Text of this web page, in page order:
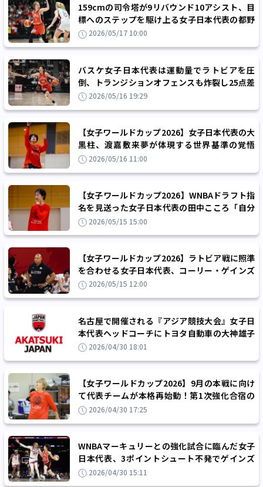
159cmの司令塔が9リバウンド10アシスト、目
標へのステップを駆け上る女子日本代表の都野
七海「今年は絶対に代表に選ばれたい」
2026/05/17 10:00
バスケ女子日本代表は運動量でラトビアを圧
倒、トランジションオフェンスも炸裂し25点差
の快勝2026/05/16 19:29
【女子ワールドカップ2026】女子日本代表の大
黒柱、渡嘉敷来夢が体現する世界基準の覚悟
「『これくらいでいい』はない」
2026/05/16 11:00
【女子ワールドカップ2026】WNBAドラフト指
名を見送った女子日本代表の田中こころ「自分
の実力を見せつけてから行けばいい」
2026/05/15 15:00
【女子ワールドカップ2026】ラトビア戦に照準
を合わせる女子日本代表、コーリー・ゲインズ
ヘッドコーチ「課題を一つずつクリアする」
2026/05/15 12:00
名古屋で開催される『アジア競技大会』女子日
本代表ヘッドコーチにトヨタ自動車の大神雄子
が就任！強化合宿参加メンバー21名も発表
2026/04/30 18:01
【女子ワールドカップ2026】9月の本戦に向け
て代表チームが本格再始動！第1次強化合宿の
招集メンバー15名が発表される
2026/04/30 17:25
WNBAマーキュリーとの強化試合に臨んだ女子
日本代表、3ポイントシュート不発でゲインズ
ヘッドコーチの古巣に大敗
2026/04/30 15:11